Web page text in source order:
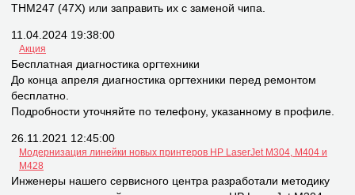
THM247 (47X) или заправить их с заменой чипа.
11.04.2024 19:38:00
Акция
Бесплатная диагностика оргтехники
До конца апреля диагностика оргтехники перед ремонтом
бесплатно.
Подробности уточняйте по телефону, указанному в профиле.
26.11.2021 12:45:00
Модернизация линейки новых принтеров НР LaserJet M304, M404 и
M428
Инженеры нашего сервисного центра разработали методику